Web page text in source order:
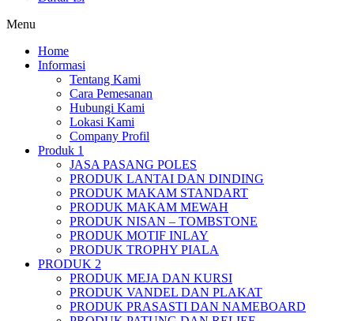
Menu
Home
Informasi
Tentang Kami
Cara Pemesanan
Hubungi Kami
Lokasi Kami
Company Profil
Produk 1
JASA PASANG POLES
PRODUK LANTAI DAN DINDING
PRODUK MAKAM STANDART
PRODUK MAKAM MEWAH
PRODUK NISAN – TOMBSTONE
PRODUK MOTIF INLAY
PRODUK TROPHY PIALA
PRODUK 2
PRODUK MEJA DAN KURSI
PRODUK VANDEL DAN PLAKAT
PRODUK PRASASTI DAN NAMEBOARD